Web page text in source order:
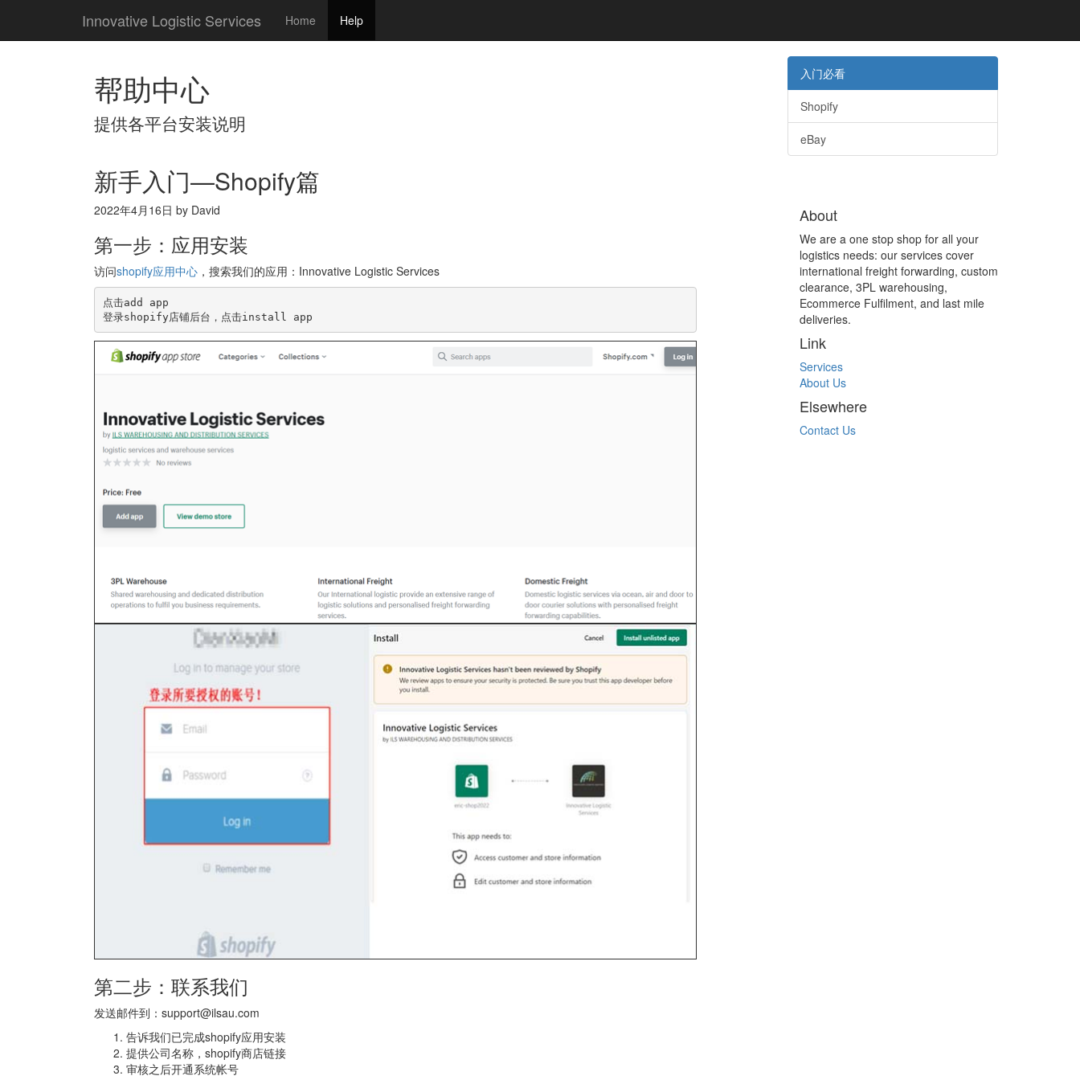
Innovative Logistic Services Home Help
帮助中心
提供各平台安装说明
新手入门—Shopify篇
2022年4月16日 by David
第一步：应用安装
访问shopify应用中心 ，搜索我们的应用：Innovative Logistic Services
点击add app
登录shopify店铺后台，点击install app
第二步：联系我们
发送邮件到：support@ilsau.com
告诉我们已完成shopify应用安装
提供公司名称，shopify商店链接
审核之后开通系统帐号
About
We are a one stop shop for all your
logistics needs: our services cover
international freight forwarding, custom
clearance, 3PL warehousing,
Ecommerce Fulfilment, and last mile
deliveries.
Link
Services
About Us
Elsewhere
Contact Us
入门必看
Shopify
eBay